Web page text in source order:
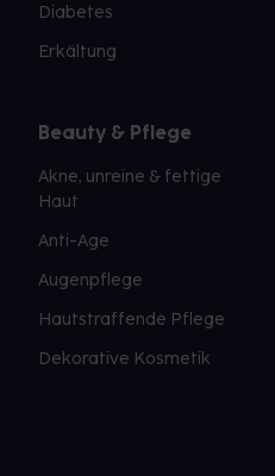
Diabetes
Erkältung
Beauty & Pflege
Akne, unreine & fettige
Haut
Anti-Age
Augenpflege
Hautstraffende Pflege
Dekorative Kosmetik